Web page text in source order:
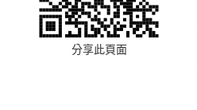
分享此頁面